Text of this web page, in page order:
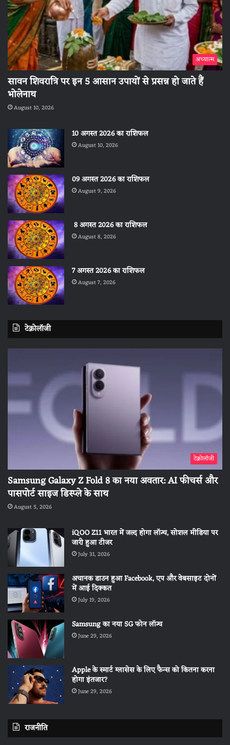
अध्यात्म
सावन शिवरात्रि पर इन 5 आसान उपायों से प्रसन्न हो जाते हैं
भोलेनाथ
August 10, 2026
10 अगस्त 2026 का राशिफल
August 10, 2026
09 अगस्त 2026 का राशिफल
August 9, 2026
8 अगस्त 2026 का राशिफल
August 8, 2026
7 अगस्त 2026 का राशिफल
August 7, 2026
टेक्नोलॉजी
टेक्नोलॉजी
Samsung Galaxy Z Fold 8 का नया अवतार: AI फीचर्स और
पासपोर्ट साइज डिस्प्ले के साथ
August 5, 2026
iQOO Z11 भारत में जल्द होगा लॉन्च, सोशल मीडिया पर
जारी हुआ टीजर
July 31, 2026
अचानक डाउन हुआ Facebook, एप और वेबसाइट दोनों
में आई दिक्कत
July 19, 2026
Samsung का नया 5G फोन लॉन्च
June 29, 2026
Apple के स्मार्ट ग्लासेस के लिए फैन्स को कितना करना
होगा इंतजार?
June 29, 2026
राजनीति